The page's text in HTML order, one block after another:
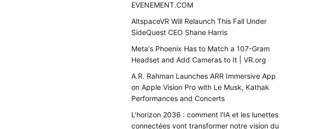
EVENEMENT.COM
AltspaceVR Will Relaunch This Fall Under
SideQuest CEO Shane Harris
Meta's Phoenix Has to Match a 107-Gram
Headset and Add Cameras to It | VR.org
A.R. Rahman Launches ARR Immersive App
on Apple Vision Pro with Le Musk, Kathak
Performances and Concerts
L'horizon 2036 : comment l'IA et les lunettes
connectées vont transformer notre vision du